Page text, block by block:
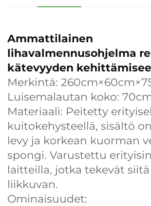
Ammattilainen
lihavalmennusohjelma
kätevyyden
Merkintä:
Luisemalautan koko:
Materiaali: Peitetty
kuitokehysteellä, sisältö
levy ja korkean kuorman
spongi. Varustettu
laitteilla, jotka tekevät
liikkuvan.
Ominaisuudet: